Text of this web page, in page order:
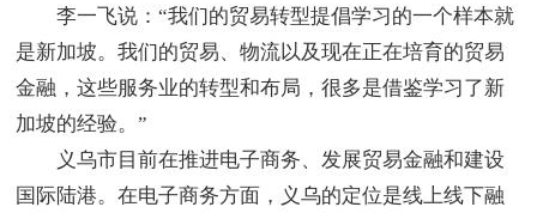
李一飞说：“我们的贸易转型提倡学习的一个样本就
是新加坡。我们的贸易、物流以及现在正在培育的贸易
金融，这些服务业的转型和布局，很多是借鉴学习了新
加坡的经验。”
义乌市目前在推进电子商务、发展贸易金融和建设
国际陆港。在电子商务方面，义乌的定位是线上线下融